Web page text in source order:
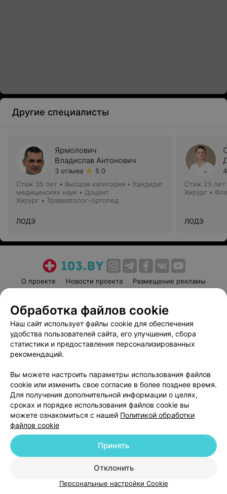
Другие специалисты
Ярмолович
Владислав Антонович
3 отзыва
5.0
Стаж 35 лет • Высшая категория • Кандидат
медицинских наук • Доцент
Хирург • Травматолог-ортопед
ЛОДЭ
Стаж 25 лет
Хирург •
ЛОДЭ
О проекте Новости проекта
Размещение рекламы
Пользовательское соглашение
Способы оплаты
Вакансии
Партнеры
Написать руководителю 103.by
Обработка персональных данных
© 2026 ООО «Артокс Лаб», УНП 191700409
| 220012, Республика Беларусь,
Служба поддержки +375 291212755
Обработка файлов cookie
Наш сайт использует файлы cookie для обеспечения
удобства пользователей сайта, его улучшения, сбора
статистики и предоставления персонализированных
рекомендаций.
Вы можете настроить параметры использования файлов
cookie или изменить свое согласие в более позднее время.
Для получения дополнительной информации о целях,
сроках и порядке использования файлов cookie вы
можете ознакомиться с нашей Политикой обработки
файлов cookie
Отклонить
Принять
Персональные настройки Cookie